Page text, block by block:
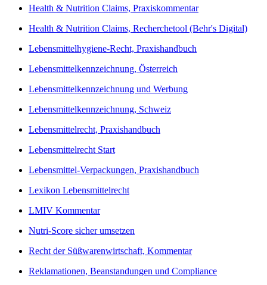
Health & Nutrition Claims, Praxiskommentar
Health & Nutrition Claims, Recherchetool (Behr's Digital)
Lebensmittelhygiene-Recht, Praxishandbuch
Lebensmittelkennzeichnung, Österreich
Lebensmittelkennzeichnung und Werbung
Lebensmittelkennzeichnung, Schweiz
Lebensmittelrecht, Praxishandbuch
Lebensmittelrecht Start
Lebensmittel-Verpackungen, Praxishandbuch
Lexikon Lebensmittelrecht
LMIV Kommentar
Nutri-Score sicher umsetzen
Recht der Süßwarenwirtschaft, Kommentar
Reklamationen, Beanstandungen und Compliance